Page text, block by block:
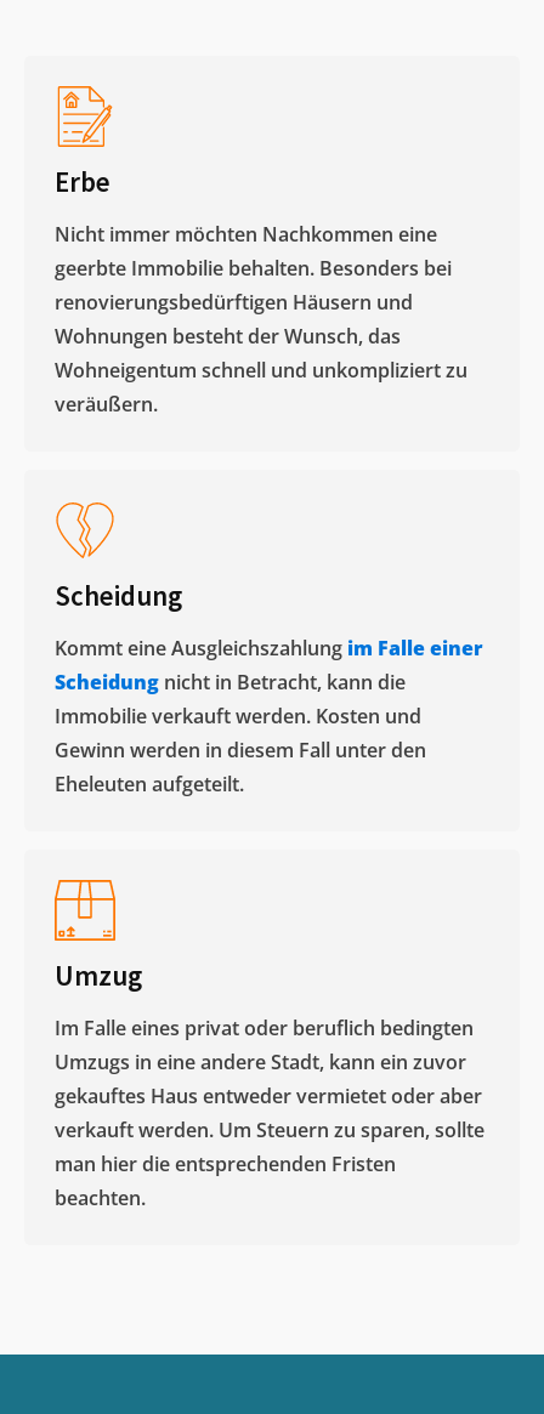
Erbe
Nicht immer möchten Nachkommen eine
geerbte Immobilie behalten. Besonders bei
renovierungsbedürftigen Häusern und
Wohnungen besteht der Wunsch, das
Wohneigentum schnell und unkompliziert zu
veräußern. ​
Scheidung
Kommt eine Ausgleichszahlung im Falle einer
Scheidung nicht in Betracht, kann die
Immobilie verkauft werden. Kosten und
Gewinn werden in diesem Fall unter den
Eheleuten aufgeteilt.​
Umzug
Im Falle eines privat oder beruflich bedingten
Umzugs in eine andere Stadt, kann ein zuvor
gekauftes Haus entweder vermietet oder aber
verkauft werden. Um Steuern zu sparen, sollte
man hier die entsprechenden Fristen
beachten.